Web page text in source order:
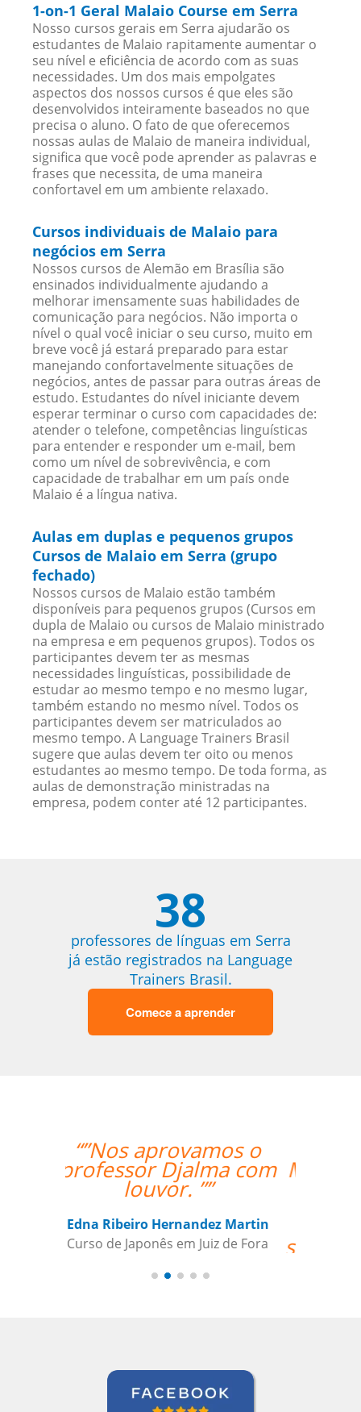
1-on-1 Geral Malaio Course em Serra
Nosso cursos gerais em Serra ajudarão os
estudantes de Malaio rapitamente aumentar o
seu nível e eficiência de acordo com as suas
necessidades. Um dos mais empolgates
aspectos dos nossos cursos é que eles são
desenvolvidos inteiramente baseados no que
precisa o aluno. O fato de que oferecemos
nossas aulas de Malaio de maneira individual,
significa que você pode aprender as palavras e
frases que necessita, de uma maneira
confortavel em um ambiente relaxado.
Cursos individuais de Malaio para
negócios em Serra
Nossos cursos de Alemão em Brasília são
ensinados individualmente ajudando a
melhorar imensamente suas habilidades de
comunicação para negócios. Não importa o
nível o qual você iniciar o seu curso, muito em
breve você já estará preparado para estar
manejando confortavelmente situações de
negócios, antes de passar para outras áreas de
estudo. Estudantes do nível iniciante devem
esperar terminar o curso com capacidades de:
atender o telefone, competências linguísticas
para entender e responder um e-mail, bem
como um nível de sobrevivência, e com
capacidade de trabalhar em um país onde
Malaio é a língua nativa.
Aulas em duplas e pequenos grupos
Cursos de Malaio em Serra (grupo
fechado)
Nossos cursos de Malaio estão também
disponíveis para pequenos grupos (Cursos em
dupla de Malaio ou cursos de Malaio ministrado
na empresa e em pequenos grupos). Todos os
participantes devem ter as mesmas
necessidades linguísticas, possibilidade de
estudar ao mesmo tempo e no mesmo lugar,
também estando no mesmo nível. Todos os
participantes devem ser matriculados ao
mesmo tempo. A Language Trainers Brasil
sugere que aulas devem ter oito ou menos
estudantes ao mesmo tempo. De toda forma, as
aulas de demonstração ministradas na
empresa, podem conter até 12 participantes.
38
professores de línguas em Serra
já estão registrados na Language
Trainers Brasil.
Comece a aprender
“”Venho o professor
Marcus da Fonte. Além
de extremamente
aulas, ele se mostrou
sempre comprometido
com nosso
aprendizado além de
Curso de Sueco em Rio de Janeiro